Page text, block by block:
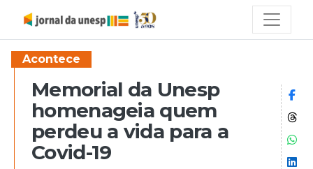
Acontece
Memorial da Unesp
homenageia quem
perdeu a vida para a
Covid-19